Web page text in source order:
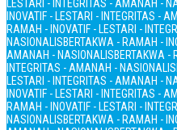
LESTARI - INTEGRITAS - AMANAH -
INOVATIF - LESTARI - INTEGRITAS -
RAMAH - INOVATIF - LESTARI -
NASIONALISBERTAKWA - RAMAH -
AMANAH - NASIONALISBERTAKWA -
INTEGRITAS - AMANAH - NASIONALIS
LESTARI - INTEGRITAS - AMANAH -
INOVATIF - LESTARI - INTEGRITAS -
RAMAH - INOVATIF - LESTARI -
NASIONALISBERTAKWA - RAMAH -